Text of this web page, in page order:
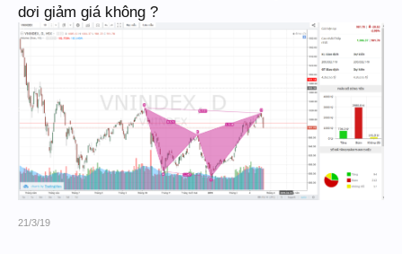
dơi giảm giá không ?
21/3/19